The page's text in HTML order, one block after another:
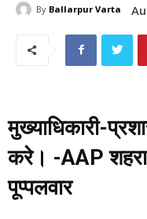
By Ballarpur Varta
मुख्याधिकारी-
करे। -AAP
पूप्पलवार